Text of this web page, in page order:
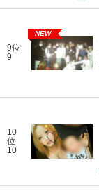
9位
9
NEW
10
位
10